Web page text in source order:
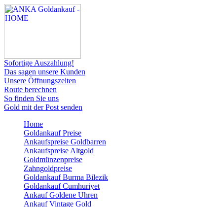
Sofortige Auszahlung!
Das sagen unsere Kunden
Unsere Öffnungszeiten
Route berechnen
So finden Sie uns
Gold mit der Post senden
Home
Goldankauf Preise
Ankaufspreise Goldbarren
Ankaufspreise Altgold
Goldmünzenpreise
Zahngoldpreise
Goldankauf Burma Bilezik
Goldankauf Cumhuriyet
Ankauf Goldene Uhren
Ankauf Vintage Gold